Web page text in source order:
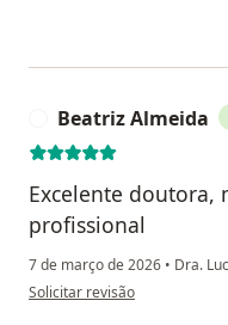
Beatriz Almeida
Excelente doutora,
profissional
7 de março de 2026 • Dra.
na opinião do utilizador
Solicitar revisão